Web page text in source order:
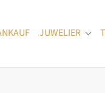
for "Uhren"
JUWELIER